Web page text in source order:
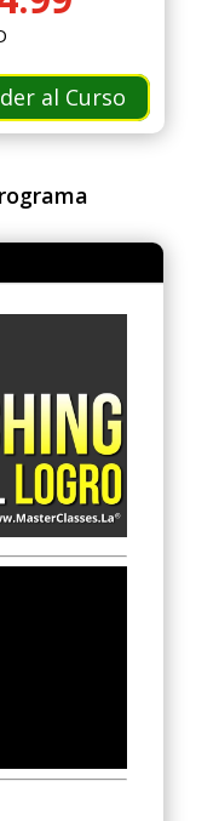
es:
$34.99.
al Curso